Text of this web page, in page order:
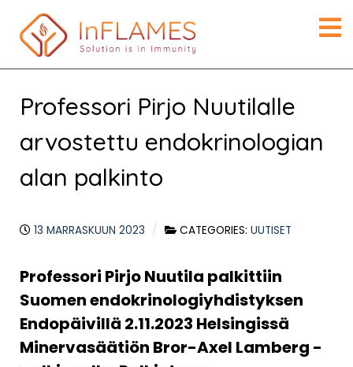
Professori Pirjo Nuutilalle
arvostettu endokrinologian
alan palkinto
13 MARRASKUUN 2023 CATEGORIES: UUTISET
Professori Pirjo Nuutila palkittiin
Suomen endokrinologiyhdistyksen
Endopäivillä 2.11.2023 Helsingissä
Minervasäätiön Bror-Axel Lamberg -